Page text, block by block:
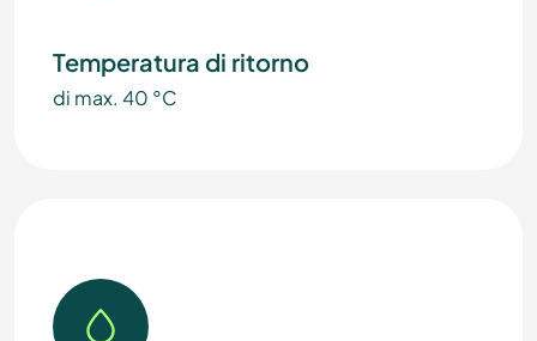
Temperatura di ritorno
di max. 40 °C